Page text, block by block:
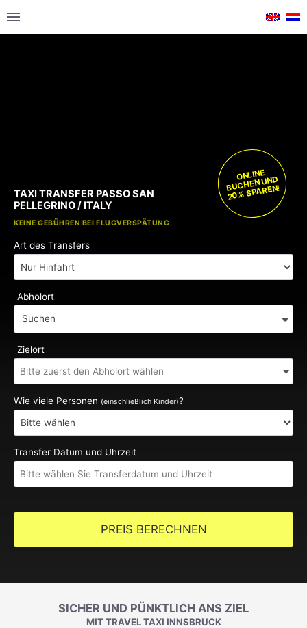
KOSTENLOSE KINDERSITZE
KEINE GEBÜHREN BEI FLUGVERSPÄTUNG
TAXI TRANSFER PASSO SAN
PELLEGRINO / ITALY
ONLINE
BUCHEN UND
20% SPAREN!
Art des Transfers
Abholort
Suchen
Zielort
Wie viele Personen (einschließlich Kinder)?
Transfer Datum und Uhrzeit
PREIS BERECHNEN
SICHER UND PÜNKTLICH ANS ZIEL
MIT TRAVEL TAXI INNSBRUCK